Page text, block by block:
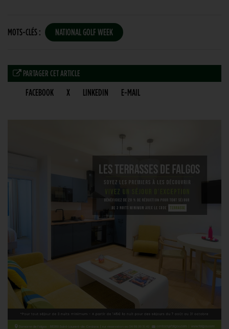
MOTS-CLÉS : NATIONAL GOLF WEEK
PARTAGER CET ARTICLE
FACEBOOK X LINKEDIN E-MAIL